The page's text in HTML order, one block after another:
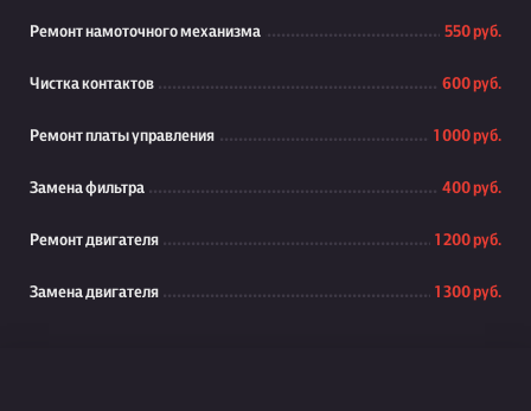
Ремонт намоточного механизма 550 руб.
Чистка контактов 600 руб.
Ремонт платы управления 1 000 руб.
Замена фильтра 400 руб.
Ремонт двигателя 1 200 руб.
Замена двигателя 1 300 руб.